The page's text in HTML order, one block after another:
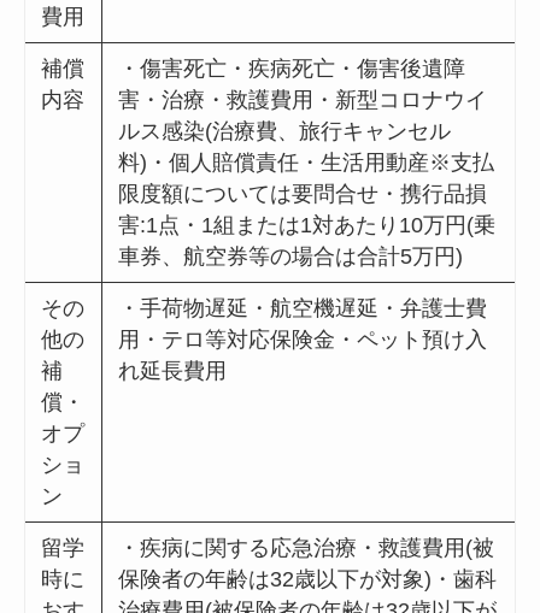
費用
補償
内容
・傷害死亡・疾病死亡・傷害後遺障
害・治療・救護費用・新型コロナウイ
ルス感染(治療費、旅行キャンセル
料)・個人賠償責任・生活用動産※支払
限度額については要問合せ・携行品損
害:1点・1組または1対あたり10万円(乗
車券、航空券等の場合は合計5万円)
その
他の
補
償・
オプ
ショ
ン
・手荷物遅延・航空機遅延・弁護士費
用・テロ等対応保険金・ペット預け入
れ延長費用
留学
時に
・疾病に関する応急治療・救護費用(被
保険者の年齢は32歳以下が対象)・歯科